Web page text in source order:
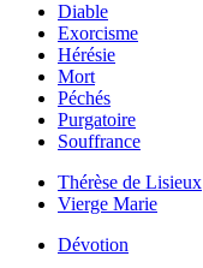
Diable
Exorcisme
Hérésie
Mort
Péchés
Purgatoire
Souffrance
Thérèse de Lisieux
Vierge Marie
Dévotion